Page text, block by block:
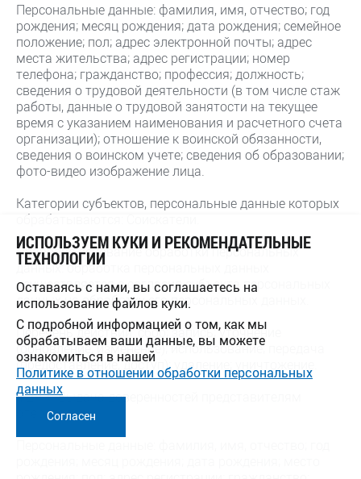
Персональные данные: фамилия, имя, отчество; год
рождения; месяц рождения; дата рождения; семейное
положение; пол; адрес электронной почты; адрес
места жительства; адрес регистрации; номер
телефона; гражданство; профессия; должность;
сведения о трудовой деятельности (в том числе стаж
работы, данные о трудовой занятости на текущее
время с указанием наименования и расчетного счета
организации); отношение к воинской обязанности,
сведения о воинском учете; сведения об образовании;
фото-видео изображение лица.
Категории субъектов, персональные данные которых
обрабатываются: Соискатели.
Правовое основание обработки персональных
данных: обработка персональных данных
осуществляется с согласия субъекта персональных
данных на обработку его персональных данных.
Перечень действий: сбор; запись; уточнение
(обновление, изменение); использование; передача
(предоставление, доступ); удаление; уничтожение.
4.2.11. Выдача доверенностей представителям
оператора
ИСПОЛЬЗУЕМ КУКИ И РЕКОМЕНДАТЕЛЬНЫЕ
ТЕХНОЛОГИИ
Оставаясь с нами, вы соглашаетесь на
использование файлов куки.
С подробной информацией о том, как мы
обрабатываем ваши данные, вы можете
ознакомиться в нашей
Политике в отношении обработки персональных
данных
Согласен